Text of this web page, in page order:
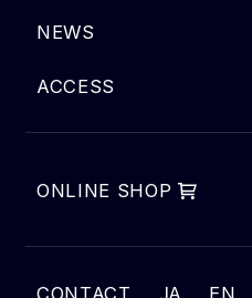
NEWS
ACCESS
ONLINE SHOP
JA